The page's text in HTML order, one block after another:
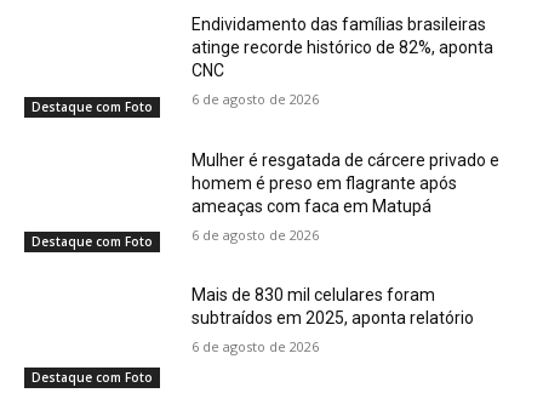
Destaque com Foto
Endividamento das famílias brasileiras
atinge recorde histórico de 82%, aponta
CNC
6 de agosto de 2026
Destaque com Foto
Mulher é resgatada de cárcere privado e
homem é preso em flagrante após
ameaças com faca em Matupá
6 de agosto de 2026
Destaque com Foto
Mais de 830 mil celulares foram
subtraídos em 2025, aponta relatório
6 de agosto de 2026